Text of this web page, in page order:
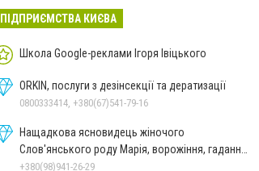
ПІДПРИЄМСТВА КИЄВА
Школа Google-реклами Ігоря Івіцького
ORKIN, послуги з дезінсекції та дератизації
0800333414, +380(67)541-79-16
Нащадкова ясновидець жіночого
Слов'янського роду Марія, ворожіння, гадання
онлайн, ворожіння Таро
+380(98)941-26-29